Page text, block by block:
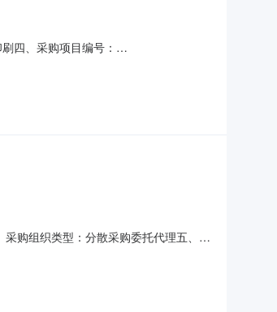
四、采购项目编号：
15002
购组织类型：分散采购委托代理五、采
督检测院2．拟定供应商地址：上虞区